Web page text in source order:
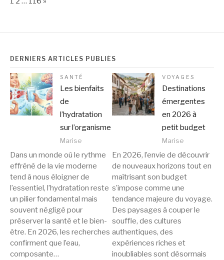
DERNIERS ARTICLES PUBLIÉS
SANTÉ
Les bienfaits
de
l’hydratation
sur l’organisme
Marise
Dans un monde où le rythme
effréné de la vie moderne
tend à nous éloigner de
l’essentiel, l’hydratation reste
un pilier fondamental mais
souvent négligé pour
préserver la santé et le bien-
être. En 2026, les recherches
confirment que l’eau,
composante…
VOYAGES
Destinations
émergentes
en 2026 à
petit budget
Marise
En 2026, l’envie de découvrir
de nouveaux horizons tout en
maîtrisant son budget
s’impose comme une
tendance majeure du voyage.
Des paysages à couper le
souffle, des cultures
authentiques, des
expériences riches et
inoubliables sont désormais